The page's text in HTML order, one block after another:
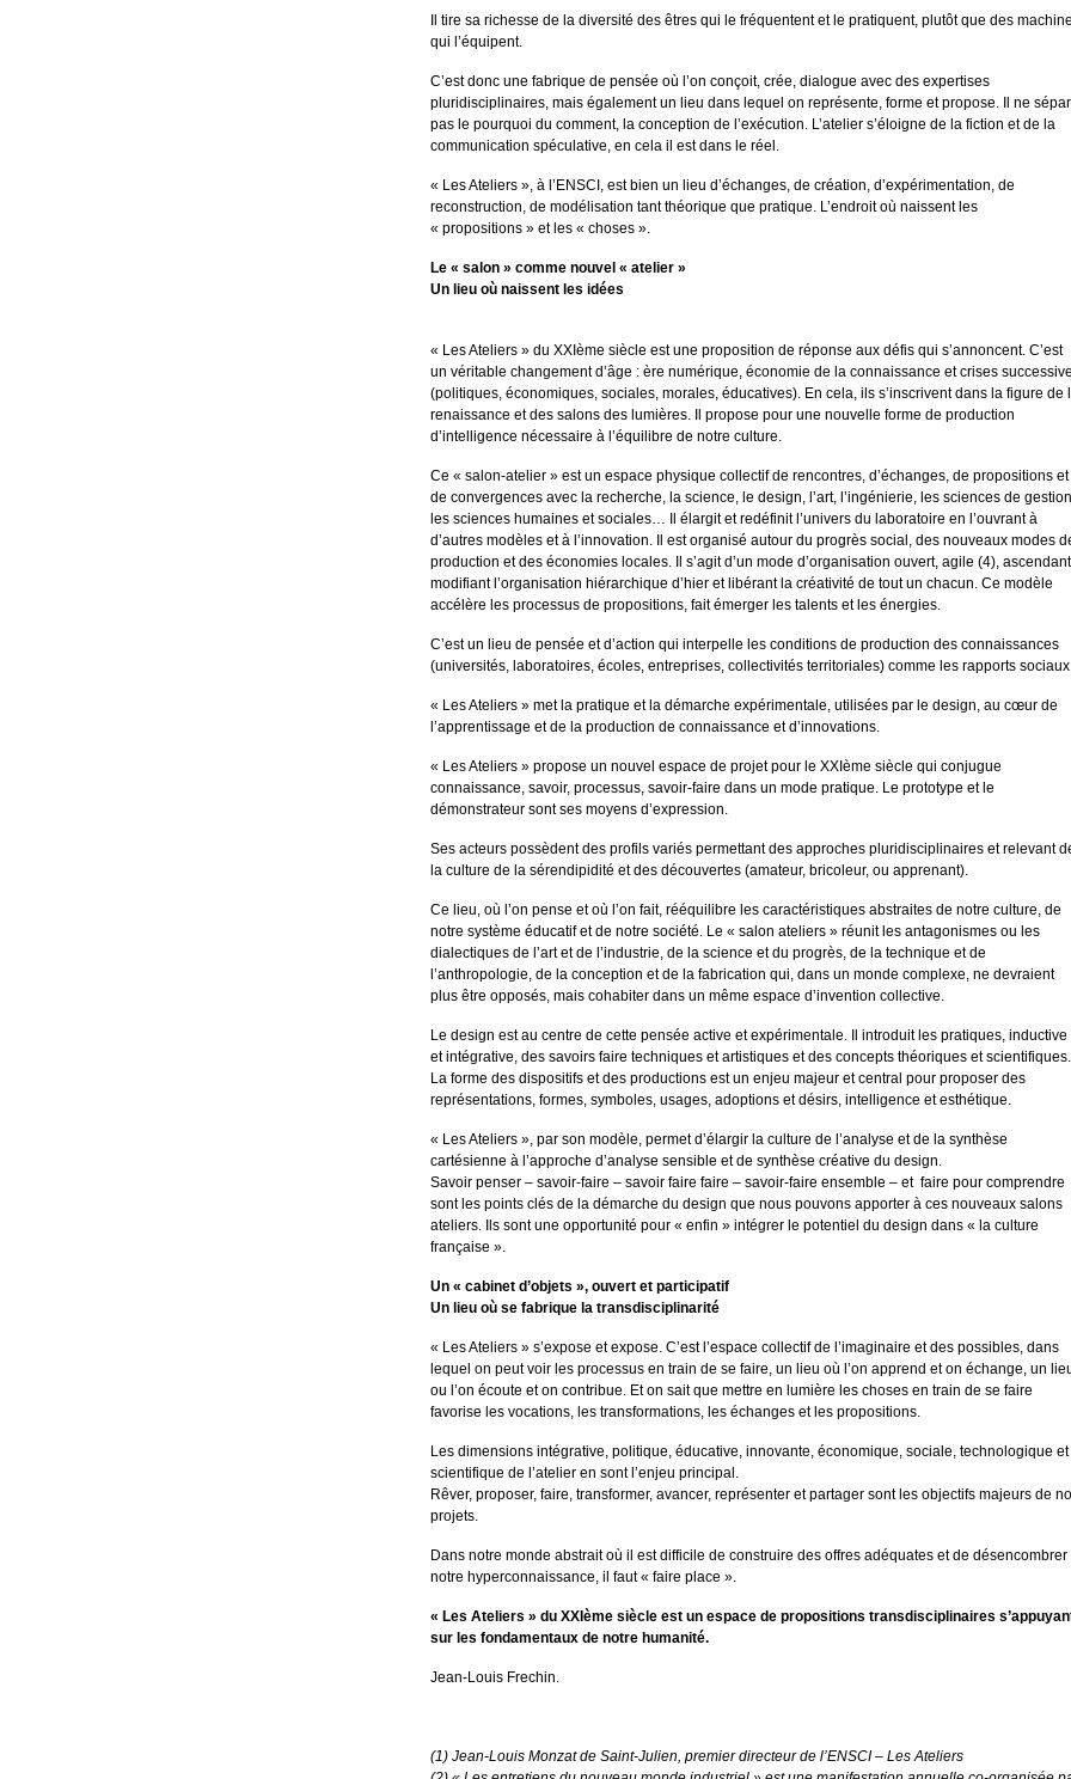
Il tire sa richesse de la diversité des êtres qui le fréquentent et le pratiquent, plutôt que des
qui l’équipent.
C’est donc une fabrique de pensée où l’on conçoit, crée, dialogue avec des expertises
pluridisciplinaires, mais également un lieu dans lequel on représente, forme et propose. Il ne
pas le pourquoi du comment, la conception de l’exécution. L’atelier s’éloigne de la fiction et de la
communication spéculative, en cela il est dans le réel.
« Les Ateliers », à l’ENSCI, est bien un lieu d’échanges, de création, d’expérimentation, de
reconstruction, de modélisation tant théorique que pratique. L’endroit où naissent les
« propositions » et les « choses ».
Le « salon » comme nouvel « atelier »
Un lieu où naissent les idées
« Les Ateliers » du XXIème siècle est une proposition de réponse aux défis qui s’annoncent. C’est
un véritable changement d’âge : ère numérique, économie de la connaissance et crises
(politiques, économiques, sociales, morales, éducatives). En cela, ils s’inscrivent dans la figure de
renaissance et des salons des lumières. Il propose pour une nouvelle forme de production
d’intelligence nécessaire à l’équilibre de notre culture.
Ce « salon-atelier » est un espace physique collectif de rencontres, d’échanges, de propositions et
de convergences avec la recherche, la science, le design, l’art, l’ingénierie, les sciences de
les sciences humaines et sociales… Il élargit et redéfinit l’univers du laboratoire en l’ouvrant à
d’autres modèles et à l’innovation. Il est organisé autour du progrès social, des nouveaux modes
production et des économies locales. Il s’agit d’un mode d’organisation ouvert, agile (4),
modifiant l’organisation hiérarchique d’hier et libérant la créativité de tout un chacun. Ce modèle
accélère les processus de propositions, fait émerger les talents et les énergies.
C’est un lieu de pensée et d’action qui interpelle les conditions de production des connaissances
(universités, laboratoires, écoles, entreprises, collectivités territoriales) comme les rapports
« Les Ateliers » met la pratique et la démarche expérimentale, utilisées par le design, au cœur de
l’apprentissage et de la production de connaissance et d’innovations.
« Les Ateliers » propose un nouvel espace de projet pour le XXIème siècle qui conjugue
connaissance, savoir, processus, savoir-faire dans un mode pratique. Le prototype et le
démonstrateur sont ses moyens d’expression.
Ses acteurs possèdent des profils variés permettant des approches pluridisciplinaires et relevant
la culture de la sérendipidité et des découvertes (amateur, bricoleur, ou apprenant).
Ce lieu, où l’on pense et où l’on fait, rééquilibre les caractéristiques abstraites de notre culture, de
notre système éducatif et de notre société. Le « salon ateliers » réunit les antagonismes ou les
dialectiques de l’art et de l’industrie, de la science et du progrès, de la technique et de
l’anthropologie, de la conception et de la fabrication qui, dans un monde complexe, ne devraient
plus être opposés, mais cohabiter dans un même espace d’invention collective.
Le design est au centre de cette pensée active et expérimentale. Il introduit les pratiques, inductive
et intégrative, des savoirs faire techniques et artistiques et des concepts théoriques et scientifiques.
La forme des dispositifs et des productions est un enjeu majeur et central pour proposer des
représentations, formes, symboles, usages, adoptions et désirs, intelligence et esthétique.
« Les Ateliers », par son modèle, permet d’élargir la culture de l’analyse et de la synthèse
cartésienne à l’approche d’analyse sensible et de synthèse créative du design.
Savoir penser – savoir-faire – savoir faire faire – savoir-faire ensemble – et faire pour comprendre
sont les points clés de la démarche du design que nous pouvons apporter à ces nouveaux salons
ateliers. Ils sont une opportunité pour « enfin » intégrer le potentiel du design dans « la culture
française ».
Un « cabinet d’objets », ouvert et participatif
Un lieu où se fabrique la transdisciplinarité
« Les Ateliers » s’expose et expose. C’est l’espace collectif de l’imaginaire et des possibles, dans
lequel on peut voir les processus en train de se faire, un lieu où l’on apprend et on échange, un
ou l’on écoute et on contribue. Et on sait que mettre en lumière les choses en train de se faire
favorise les vocations, les transformations, les échanges et les propositions.
Les dimensions intégrative, politique, éducative, innovante, économique, sociale, technologique et
scientifique de l’atelier en sont l’enjeu principal.
Rêver, proposer, faire, transformer, avancer, représenter et partager sont les objectifs majeurs de
projets.
Dans notre monde abstrait où il est difficile de construire des offres adéquates et de désencombrer
notre hyperconnaissance, il faut « faire place ».
« Les Ateliers » du XXIème siècle est un espace de propositions transdisciplinaires
sur les fondamentaux de notre humanité.
Jean-Louis Frechin.
(1) Jean-Louis Monzat de Saint-Julien, premier directeur de l’ENSCI – Les Ateliers